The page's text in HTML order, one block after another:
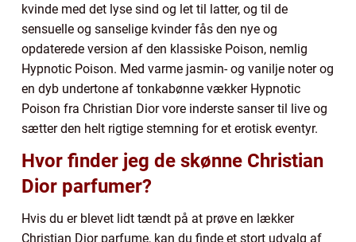
kvinde med det lyse sind og let til latter, og til de
sensuelle og sanselige kvinder fås den nye og
opdaterede version af den klassiske Poison, nemlig
Hypnotic Poison. Med varme jasmin- og vanilje noter og
en dyb undertone af tonkabønne vækker Hypnotic
Poison fra Christian Dior vore inderste sanser til live og
sætter den helt rigtige stemning for et erotisk eventyr.
Hvor finder jeg de skønne Christian
Dior parfumer?
Hvis du er blevet lidt tændt på at prøve en lækker
Christian Dior parfume, kan du finde et stort udvalg af